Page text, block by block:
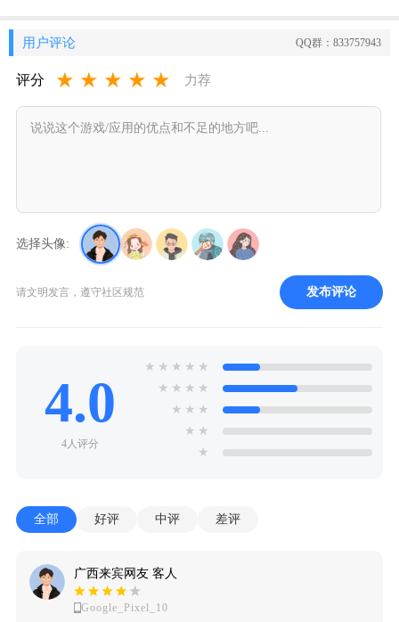
用户评论 QQ群：833757943
评分 ★ ★ ★ ★ ★ 力荐
选择头像:
请文明发言，遵守社区规范 发布评论
4.0
4人评分
★ ★ ★ ★ ★
★ ★ ★ ★
★ ★ ★
★ ★
★
全部 好评 中评 差评
广西来宾网友 客人
Google_Pixel_10